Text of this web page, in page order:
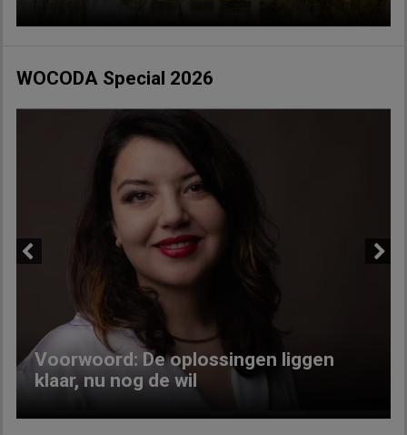
WOCODA Special 2026
Voorwoord: De oplossingen liggen
klaar, nu nog de wil